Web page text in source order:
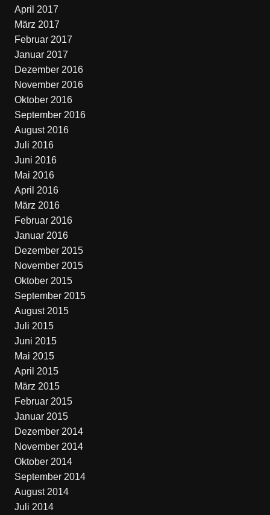
April 2017
März 2017
Februar 2017
Januar 2017
Dezember 2016
November 2016
Oktober 2016
September 2016
August 2016
Juli 2016
Juni 2016
Mai 2016
April 2016
März 2016
Februar 2016
Januar 2016
Dezember 2015
November 2015
Oktober 2015
September 2015
August 2015
Juli 2015
Juni 2015
Mai 2015
April 2015
März 2015
Februar 2015
Januar 2015
Dezember 2014
November 2014
Oktober 2014
September 2014
August 2014
Juli 2014